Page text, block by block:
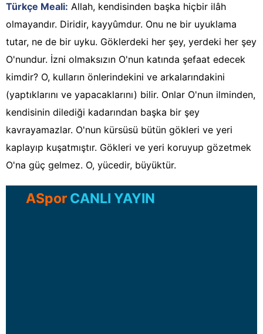
Türkçe Meali: Allah, kendisinden başka hiçbir ilâh
olmayandır. Diridir, kayyûmdur. Onu ne bir uyuklama
tutar, ne de bir uyku. Göklerdeki her şey, yerdeki her şey
O'nundur. İzni olmaksızın O'nun katında şefaat edecek
kimdir? O, kulların önlerindekini ve arkalarındakini
(yaptıklarını ve yapacaklarını) bilir. Onlar O'nun ilminden,
kendisinin dilediği kadarından başka bir şey
kavrayamazlar. O'nun kürsüsü bütün gökleri ve yeri
kaplayıp kuşatmıştır. Gökleri ve yeri koruyup gözetmek
O'na güç gelmez. O, yücedir, büyüktür.
ASpor CANLI YAYIN